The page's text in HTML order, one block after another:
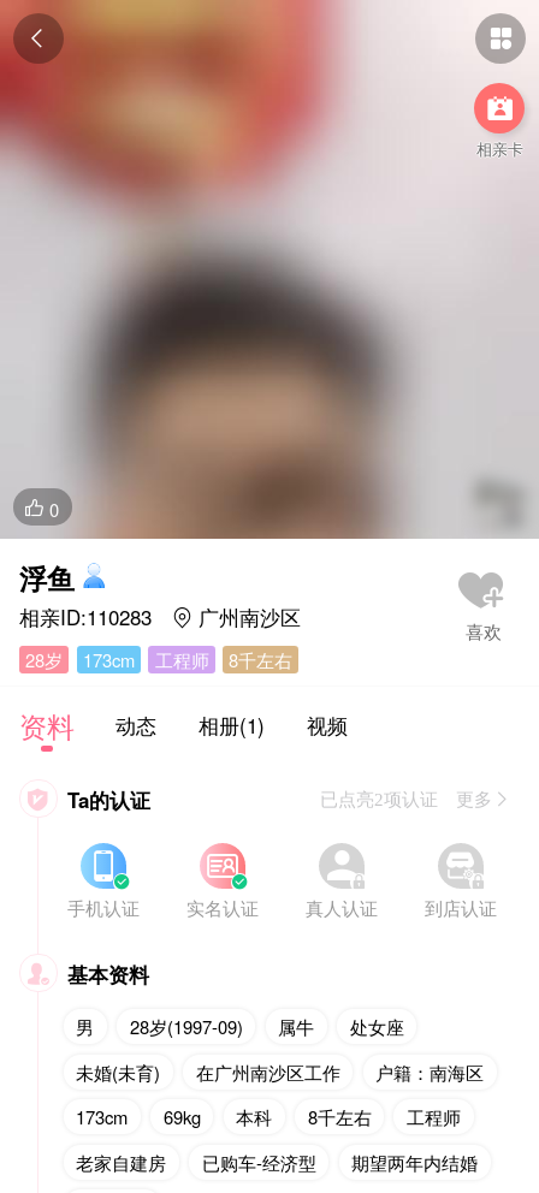
 

相亲卡
 0
浮鱼
相亲ID:110283  广州南沙区
28岁 173cm 工程师 8千左右
资料 动态 相册(1) 视频
 Ta的认证 已点亮2项认证 更多


手机认证


实名认证


真人认证


到店认证
 基本资料
男 28岁(1997-09) 属牛
处女座
未婚(未育)
在广州南沙区工作
户籍：南海区
173cm
69kg 本科 8千左右
工程师
老家自建房
已购车-经济型
期望两年内结婚